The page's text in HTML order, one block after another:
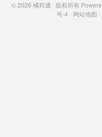
© 2026 橘邦通 版权所有
号-4 - 网站地图 -